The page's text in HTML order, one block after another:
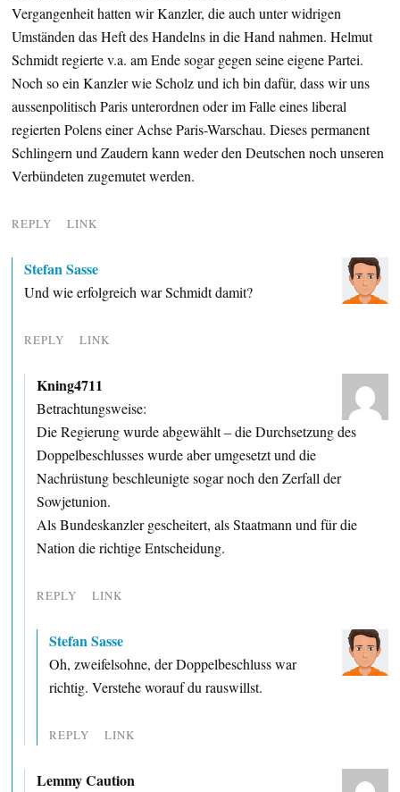
Vergangenheit hatten wir Kanzler, die auch unter widrigen
Umständen das Heft des Handelns in die Hand nahmen. Helmut
Schmidt regierte v.a. am Ende sogar gegen seine eigene Partei.
Noch so ein Kanzler wie Scholz und ich bin dafür, dass wir uns
aussenpolitisch Paris unterordnen oder im Falle eines liberal
regierten Polens einer Achse Paris-Warschau. Dieses permanent
Schlingern und Zaudern kann weder den Deutschen noch unseren
Verbündeten zugemutet werden.
REPLY LINK
Stefan Sasse
Und wie erfolgreich war Schmidt damit?
REPLY LINK
Kning4711
Betrachtungsweise:
Die Regierung wurde abgewählt – die Durchsetzung des
Doppelbeschlusses wurde aber umgesetzt und die
Nachrüstung beschleunigte sogar noch den Zerfall der
Sowjetunion.
Als Bundeskanzler gescheitert, als Staatmann und für die
Nation die richtige Entscheidung.
REPLY LINK
Stefan Sasse
Oh, zweifelsohne, der Doppelbeschluss war
richtig. Verstehe worauf du rauswillst.
REPLY LINK
Lemmy Caution